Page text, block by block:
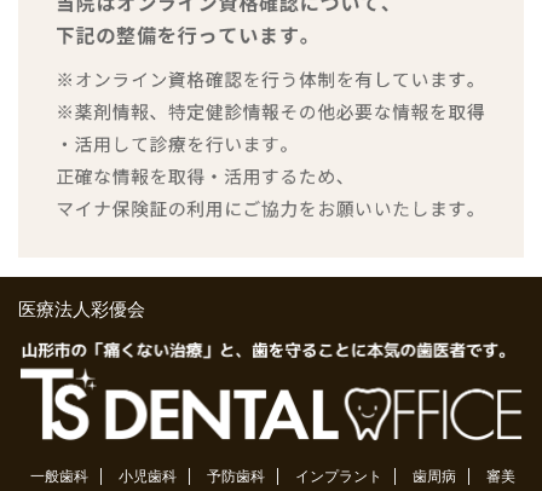
医療法人彩優会
一般歯科 小児歯科 予防歯科 インプラント 歯周病
審美